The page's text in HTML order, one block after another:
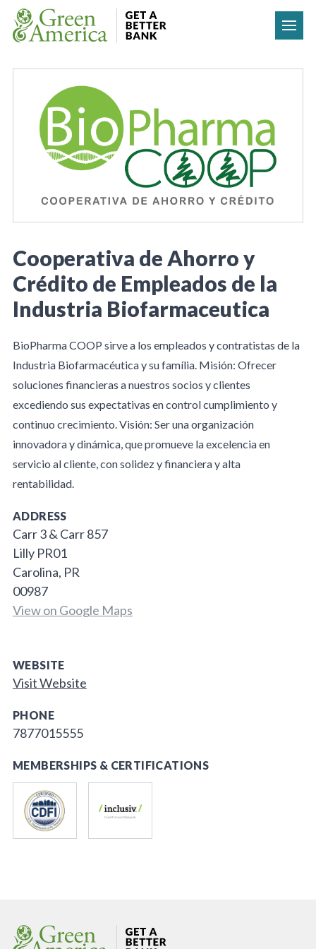
Skip to content
Cooperativa de Ahorro y
Crédito de Empleados de la
Industria Biofarmaceutica
BioPharma COOP sirve a los empleados y contratistas de la
Industria Biofarmacéutica y su família. Misión: Ofrecer
soluciones financieras a nuestros socios y clientes
excediendo sus expectativas en control cumplimiento y
continuo crecimiento. Visión: Ser una organización
innovadora y dinámica, que promueve la excelencia en
servicio al cliente, con solidez y financiera y alta
rentabilidad.
ADDRESS
Carr 3 & Carr 857
Lilly PR01
Carolina, PR
00987
View on Google Maps
WEBSITE
Visit Website
PHONE
7877015555
MEMBERSHIPS & CERTIFICATIONS